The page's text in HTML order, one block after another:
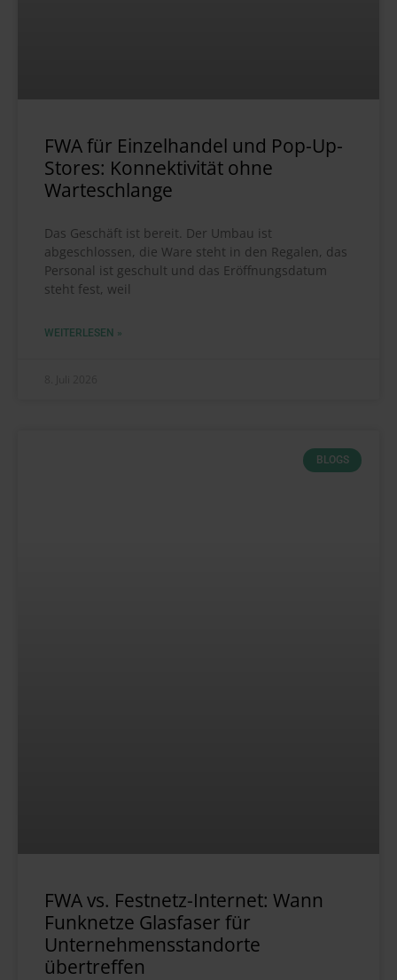
FWA für Einzelhandel und Pop-Up-
Stores: Konnektivität ohne
Warteschlange
Das Geschäft ist bereit. Der Umbau ist
abgeschlossen, die Ware steht in den Regalen, das
Personal ist geschult und das Eröffnungsdatum
steht fest, weil
WEITERLESEN »
BLOGS
FWA vs. Festnetz-Internet: Wann
Funknetze Glasfaser für
Unternehmensstandorte
übertreffen